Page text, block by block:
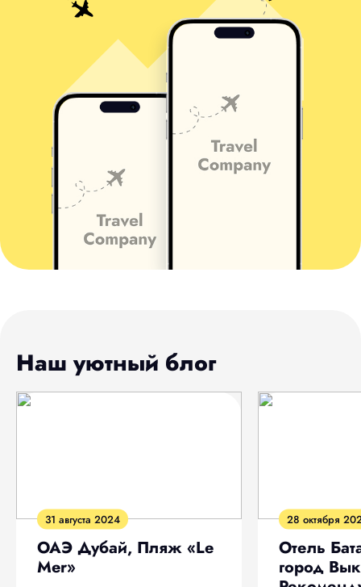
Наш уютный блог
31 августа 2024
ОАЭ Дубай, Пляж «Le
Mer»
28 октября
Отель
город